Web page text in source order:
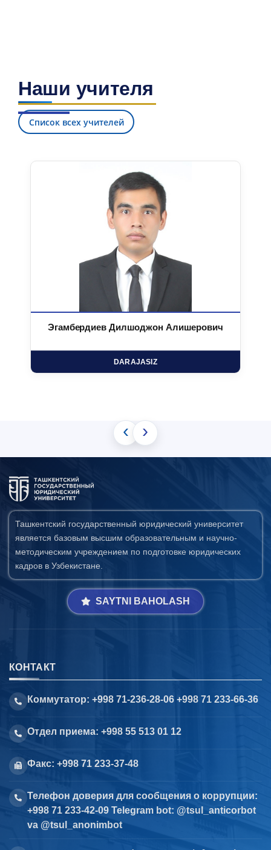
Наши учителя
Список всех учителей
Эгамбердиев Дилшоджон Алишерович
DARAJASIZ
‹ ›
Ташкентский государственный юридический университет
является базовым высшим образовательным и научно-
методическим учреждением по подготовке юридических
кадров в Узбекистане.
SAYTNI BAHOLASH
КОНТАКТ
Коммутатор: +998 71-236-28-06 +998 71 233-66-36
Отдел приема: +998 55 513 01 12
Факс: +998 71 233-37-48
Телефон доверия для сообщения о коррупции:
+998 71 233-42-09 Telegram bot: @tsul_anticorbot
va @tsul_anonimbot